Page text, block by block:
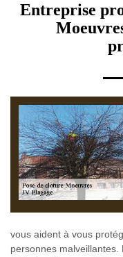
Entreprise
vous aident à vous
personnes